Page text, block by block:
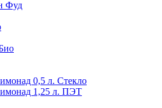
Фуд
0,5 л. Стекло
1,25 л. ПЭТ